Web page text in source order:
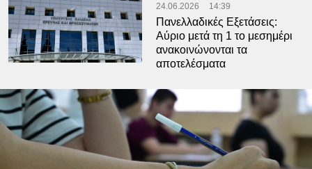
24.06.2026 14:39
Πανελλαδικές Εξετάσεις:
Αύριο μετά τη 1 το μεσημέρι
ανακοινώνονται τα
αποτελέσματα